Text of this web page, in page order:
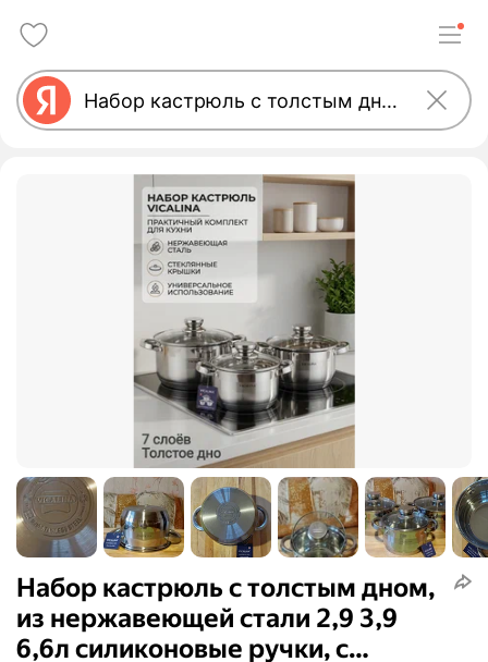
Набор кастрюль с толстым дном,
из нержавеющей стали 2,9 3,9
6,6л силиконовые ручки, с